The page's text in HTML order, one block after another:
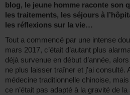
blog, le jeune homme raconte son
les traitements, les séjours à
les réflexions sur la vie…
Tout a commencé par une intense
mars 2017, c’était d’autant plus
déjà survenue en début d’année,
ne plus laisser traîner et j’ai consulté.
médecine traditionnelle chinoise,
ce n’était pas adapté à la gravité de